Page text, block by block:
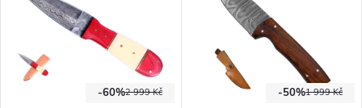
2 999 Kč
-60% 1 999 Kč
-50%